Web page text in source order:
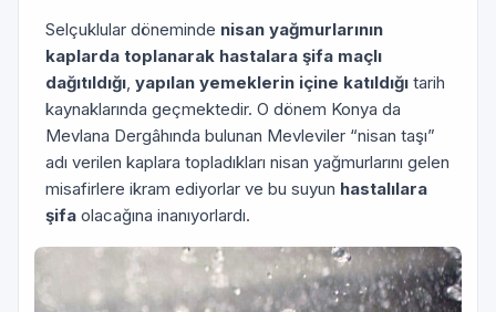
Selçuklular döneminde nisan yağmurlarının
kaplarda toplanarak hastalara şifa maçlı
dağıtıldığı, yapılan yemeklerin içine katıldığı tarih
kaynaklarında geçmektedir. O dönem Konya da
Mevlana Dergâhında bulunan Mevleviler “nisan taşı”
adı verilen kaplara topladıkları nisan yağmurlarını gelen
misafirlere ikram ediyorlar ve bu suyun hastalılara
şifa olacağına inanıyorlardı.